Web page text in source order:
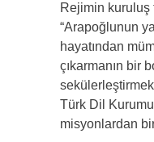
Rejimin kuruluş
“Arapoğlunun
hayatından
çıkarmanın bir
Türk Dil
misyonlardan